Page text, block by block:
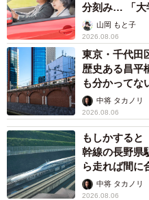
分刻み… 「大
山岡 もと子
2026.08.06
東京・千代田
歴史ある昌
も分かってな
して」中将 タカノリ
2026.08.06
もしかする
幹線の長野
ら走れば間
係が反響
中将 タカノリ
2026.08.06